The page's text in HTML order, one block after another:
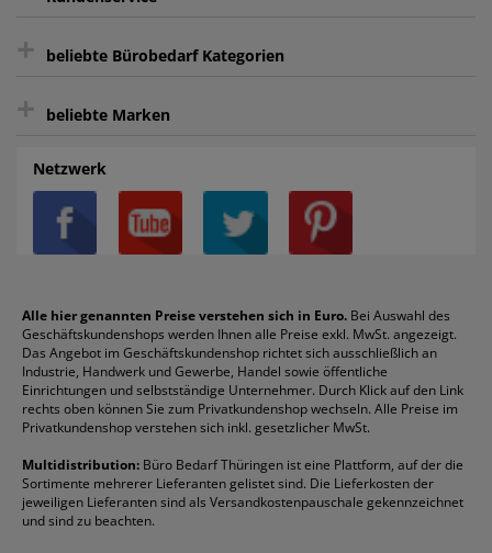
sicher Shoppen durch SSL
intelligentes Kundenkonto
Sie können sich zu jeder Zeit abmelden.
Kontakt
FAQ
AGB
Datenschutz
Privatsphäre-Einstellungen
Über uns
Reklamation / Retouren
Vertrag widerrufen (Privatkunden)
Rabatte & Aktionen
+ beliebte Bürobedarf Kategorien
Aktenvernichter
Batterien
Bleistifte
Blöcke
Boardmarker
Briefumschläge
Druckerpatronen
Etiketten
Fineliner
Folienschreiber
Formulare
Gelschreiber
Geschäftsbücher
Heftstreifen
Kaffee
Klebeband
Klemmmappen
Kopierpapier
Korrekturmittel
Kugelschreiber
Mappen
Ordner
Packband
Permanentmarker
Radiergummis
Schnellhefter
Sichthüllen
Taschenrechner
Textmarker
Tintenroller
Tintenpatronen
Toilettenpapier
Toner
Versandmaterial
Versandtaschen
+ beliebte Marken
Alco
Avery/Zweckform
Canon
Durable
DYMO
Edding
Esselte
Faber-Castell
Fellowes
Franken
Fripa
Leitz
Läufer
Melitta
Pentel
Pelikan
Pilot
Pritt
Schneider
Stabilo
Staedtler
Netzwerk
Alle hier genannten Preise verstehen sich in Euro. Bei Auswahl des
Geschäftskundenshops werden Ihnen alle Preise exkl. MwSt. angezeigt.
Das Angebot im Geschäftskundenshop richtet sich ausschließlich an
Industrie, Handwerk und Gewerbe, Handel sowie öffentliche
Einrichtungen und selbstständige Unternehmer. Durch Klick auf den Link
rechts oben können Sie zum Privatkundenshop wechseln. Alle Preise im
Privatkundenshop verstehen sich inkl. gesetzlicher MwSt.
Multidistribution: Büro Bedarf Thüringen ist eine Plattform, auf der die
Sortimente mehrerer Lieferanten gelistet sind. Die Lieferkosten der
jeweiligen Lieferanten sind als Versandkostenpauschale gekennzeichnet
und sind zu beachten.